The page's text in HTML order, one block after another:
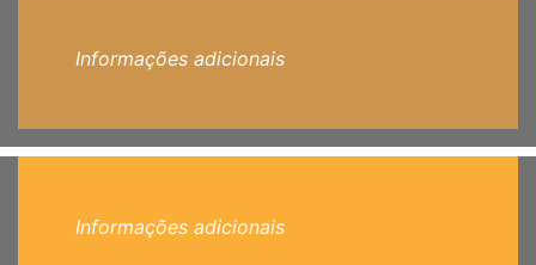
Informações adicionais
Informações adicionais